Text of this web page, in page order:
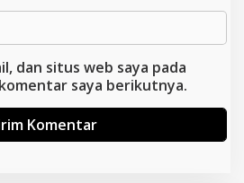
dan situs web saya pada
saya berikutnya.